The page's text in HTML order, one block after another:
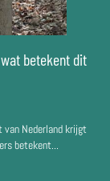
betekent dit
van Nederland krijgt
betekent...